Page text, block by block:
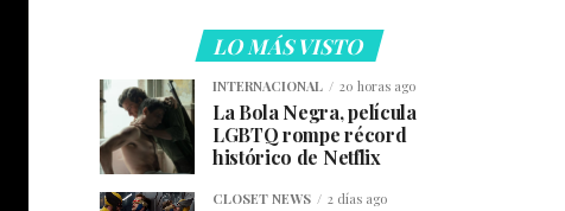
LO MÁS VISTO
INTERNACIONAL 20 horas ago
La Bola Negra, película
LGBTQ rompe récord
histórico de Netflix
CLOSET NEWS 2 días ago